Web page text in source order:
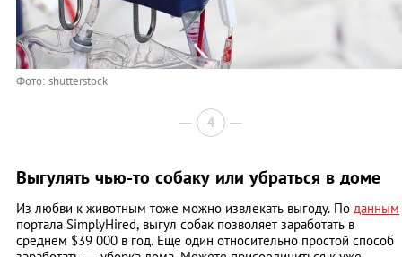
Фото: shutterstock
4
Выгулять чью-то собаку или убраться в доме
Из любви к животным тоже можно извлекать выгоду. По данным
портала SimplyHired, выгул собак позволяет заработать в
среднем $39 000 в год. Еще один относительно простой способ